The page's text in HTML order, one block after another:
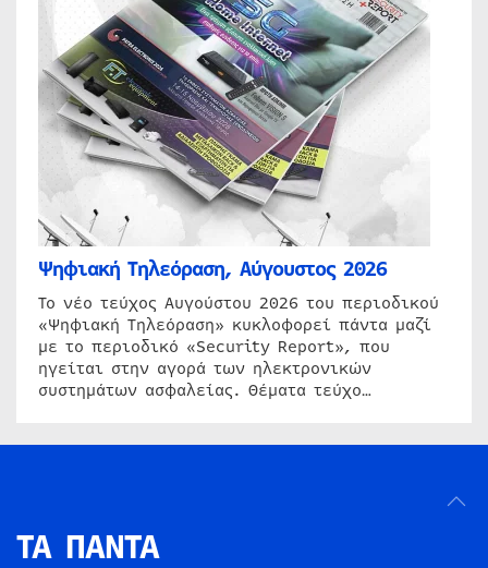
Ψηφιακή Τηλεόραση, Αύγουστος 2026
Το νέο τεύχος Αυγούστου 2026 του περιοδικού
«Ψηφιακή Τηλεόραση» κυκλοφορεί πάντα μαζί
με το περιοδικό «Security Report», που
ηγείται στην αγορά των ηλεκτρονικών
συστημάτων ασφαλείας. Θέματα τεύχο…
ΤΑ ΠΑΝΤΑ